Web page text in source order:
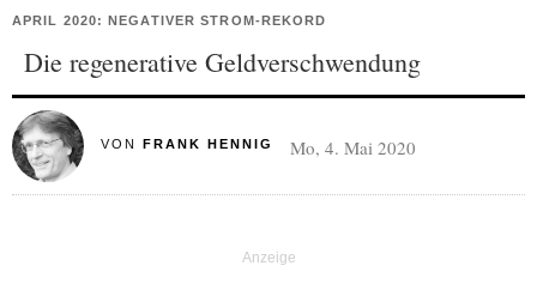
APRIL 2020: NEGATIVER STROM-REKORD
Die regenerative Geldverschwendung
VON FRANK HENNIG Mo, 4. Mai 2020